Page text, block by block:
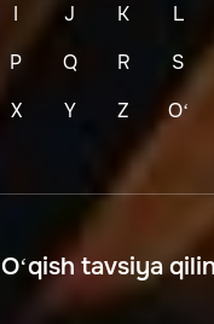
I
J K L
P
Q R S
X
Y Z Oʻ
O‘qish tavsiya